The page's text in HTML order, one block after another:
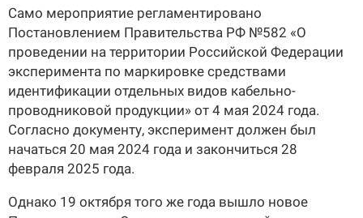
Само мероприятие регламентировано
Постановлением Правительства РФ №582 «О
проведении на территории Российской Федерации
эксперимента по маркировке средствами
идентификации отдельных видов кабельно-
проводниковой продукции» от 4 мая 2024 года.
Согласно документу, эксперимент должен был
начаться 20 мая 2024 года и закончиться 28
февраля 2025 года.
Однако 19 октября того же года вышло новое